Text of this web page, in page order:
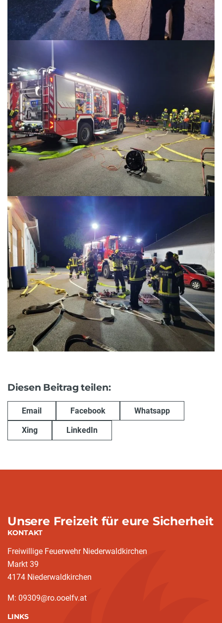
Diesen Beitrag teilen:
Email Facebook Whatsapp
Xing LinkedIn
Unsere Freizeit für eure Sicherheit
KONTAKT
Freiwillige Feuerwehr Niederwaldkirchen
Markt 39
4174 Niederwaldkirchen
M: 09309@ro.ooelfv.at
LINKS